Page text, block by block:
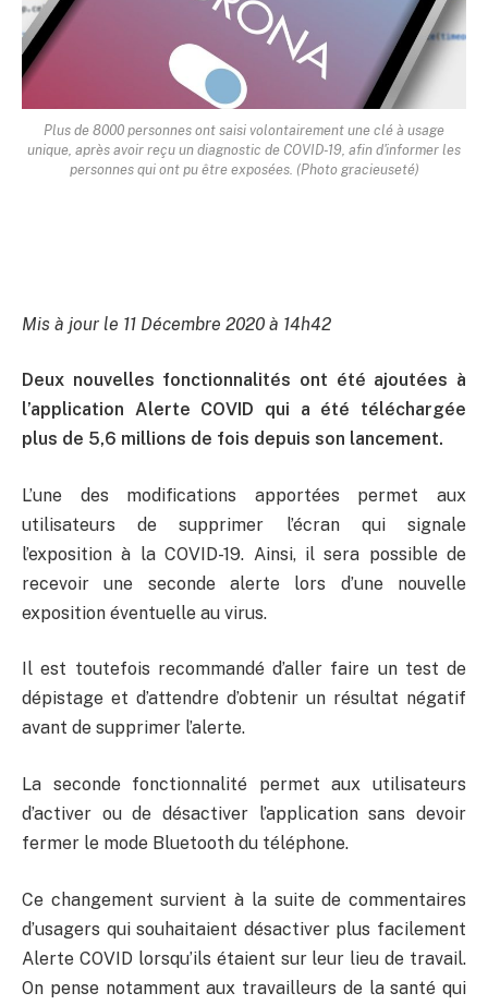
Plus de 8000 personnes ont saisi volontairement une clé à usage
unique, après avoir reçu un diagnostic de COVID-19, afin d'informer les
personnes qui ont pu être exposées. (Photo gracieuseté)
Mis à jour le 11 Décembre 2020 à 14h42
Deux nouvelles fonctionnalités ont été ajoutées à
l’application Alerte COVID qui a été téléchargée
plus de 5,6 millions de fois depuis son lancement.
L’une des modifications apportées permet aux
utilisateurs de supprimer l’écran qui signale
l’exposition à la COVID-19. Ainsi, il sera possible de
recevoir une seconde alerte lors d’une nouvelle
exposition éventuelle au virus.
Il est toutefois recommandé d’aller faire un test de
dépistage et d’attendre d’obtenir un résultat négatif
avant de supprimer l’alerte.
La seconde fonctionnalité permet aux utilisateurs
d’activer ou de désactiver l’application sans devoir
fermer le mode Bluetooth du téléphone.
Ce changement survient à la suite de commentaires
d’usagers qui souhaitaient désactiver plus facilement
Alerte COVID lorsqu’ils étaient sur leur lieu de travail.
On pense notamment aux travailleurs de la santé qui